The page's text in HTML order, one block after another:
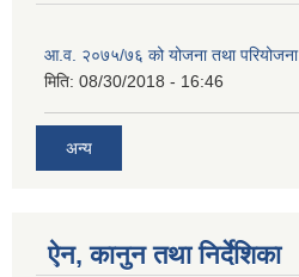
आ.व. २०७५/७६ को योजना तथा परियोजना
मिति: 08/30/2018 - 16:46
अन्य
ऐन, कानुन तथा निर्देशिका